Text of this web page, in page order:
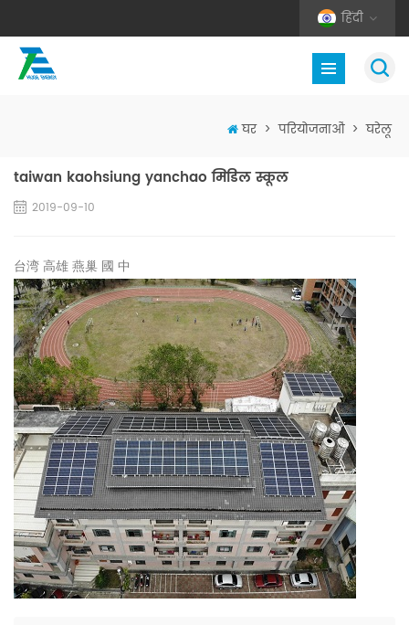
हिंदी
घर > परियोजनाओं > घरेलू
taiwan kaohsiung yanchao मिडिल स्कूल
2019-09-10
台湾 高雄 燕巢 國 中